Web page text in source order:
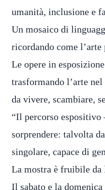
umanità, inclusione e
Un mosaico di
ricordando come
Le opere in
trasformando l’arte
da vivere, scambiare,
“Il percorso
sorprendere: talvolta
singolare, capace di
La mostra è fruibile da
Il sabato e la